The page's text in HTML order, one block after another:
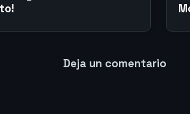
Deja un comentario